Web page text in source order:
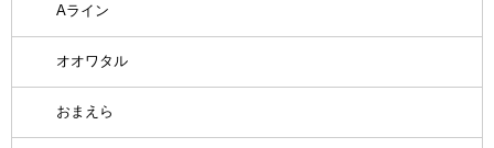
Aライン
オオワタル
おまえら